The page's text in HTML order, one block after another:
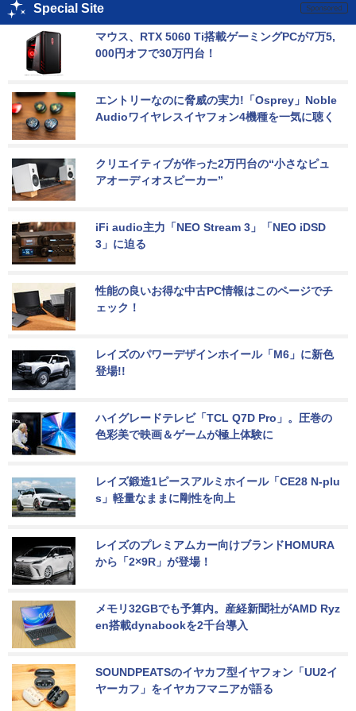
Special Site
マウス、RTX 5060 Ti搭載ゲーミングPCが7万5,
000円オフで30万円台！
エントリーなのに脅威の実力!「Osprey」Noble
Audioワイヤレスイヤフォン4機種を一気に聴く
クリエイティブが作った2万円台の“小さなピュ
アオーディオスピーカー”
iFi audio主力「NEO Stream 3」「NEO iDSD
3」に迫る
性能の良いお得な中古PC情報はこのページでチ
ェック！
レイズのパワーデザインホイール「M6」に新色
登場!!
ハイグレードテレビ「TCL Q7D Pro」。圧巻の
色彩美で映画＆ゲームが極上体験に
レイズ鍛造1ピースアルミホイール「CE28 N-plu
s」軽量なままに剛性を向上
レイズのプレミアムカー向けブランドHOMURA
から「2×9R」が登場！
メモリ32GBでも予算内。産経新聞社がAMD Ryz
en搭載dynabookを2千台導入
SOUNDPEATSのイヤカフ型イヤフォン「UU2イ
ヤーカフ」をイヤカフマニアが語る